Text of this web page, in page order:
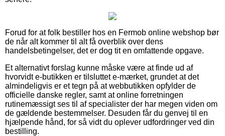
Forud for at folk bestiller hos en Fermob online webshop bør
de når alt kommer til alt få overblik over dens
handelsbetingelser, det er dog tit en omfattende opgave.
Et alternativt forslag kunne måske være at finde ud af
hvorvidt e-butikken er tilsluttet e-mærket, grundet at det
almindeligvis er et tegn på at webbutikken opfylder de
officielle danske regler, samt at online forretningen
rutinemæssigt ses til af specialister der har megen viden om
de gældende bestemmelser. Desuden får du genvej til en
hjælpende hånd, for så vidt du oplever udfordringer ved din
bestilling.